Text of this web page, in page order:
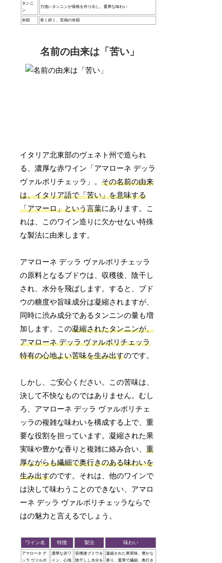
タンニ
ン
力強いタンニンが骨格を作り出し、重厚な味わい
余韻 長く続く、至福の余韻
名前の由来は「苦い」
イタリア北東部のヴェネト州で造られ
る、濃厚な赤ワイン「アマローネ デッラ
ヴァルポリチェッラ」。その名前の由来
は、イタリア語で「苦い」を意味する
「アマーロ」という言葉にあります。こ
れは、このワイン造りに欠かせない特殊
な製法に由来します。
アマローネ デッラ ヴァルポリチェッラ
の原料となるブドウは、収穫後、陰干し
され、水分を飛ばします。すると、ブド
ウの糖度や旨味成分は凝縮されますが、
同時に渋み成分であるタンニンの量も増
加します。この凝縮されたタンニンが、
アマローネ デッラ ヴァルポリチェッラ
特有の心地よい苦味を生み出すのです。
しかし、ご安心ください。この苦味は、
決して不快なものではありません。むし
ろ、アマローネ デッラ ヴァルポリチェ
ッラの複雑な味わいを構成する上で、重
要な役割を担っています。凝縮された果
実味や豊かな香りと複雑に絡み合い、重
厚ながらも繊細で奥行きのある味わいを
生み出すのです。それは、他のワインで
は決して味わうことのできない、アマロ
ーネ デッラ ヴァルポリチェッラならで
はの魅力と言えるでしょう。
ワイン名 特徴 製法 味わい
アマローネ デ
ッラ ヴァルポ
濃厚な赤ワ
イン、心地
収穫後ブドウを
陰干しし水分を
凝縮された果実味、豊かな
香り、重厚で繊細、奥行き